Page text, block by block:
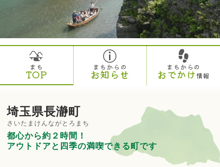
まち
TOP
まちからの
お知らせ
まちからの
おでかけ情報
埼玉県長瀞町
さいたまけんながとろまち
都心から約２時間！
アウトドアと四季の満喫できる町です